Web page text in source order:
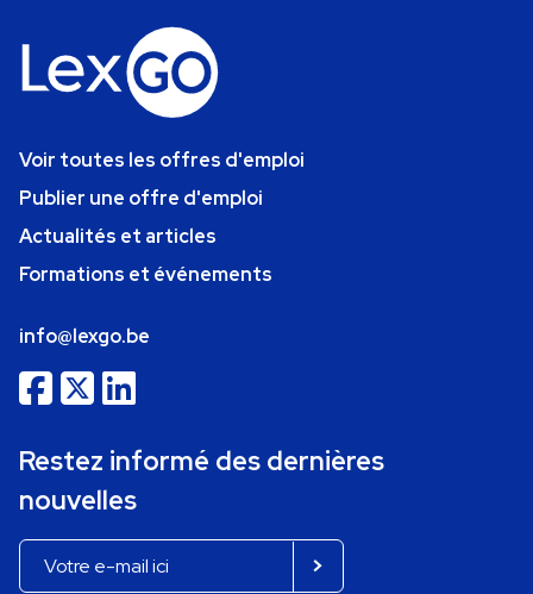
Voir toutes les offres d'emploi
Publier une offre d'emploi
Actualités et articles
Formations et événements
info@lexgo.be
Restez informé des dernières
nouvelles